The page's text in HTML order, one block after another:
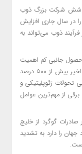
شش شرکت بزرگ ذوب
در سال جاری افزایش
ذوب می‌تواند به
جانبی کم اهمیت
محسوب می‌شد، قیمت این ماده طی سه سال اخیر بیش از ۵۰۰ درصد
ژئوپلیتیکی و
از مهم‌ترین عوامل
گوگرد از خلیج
را دارد به تشدید